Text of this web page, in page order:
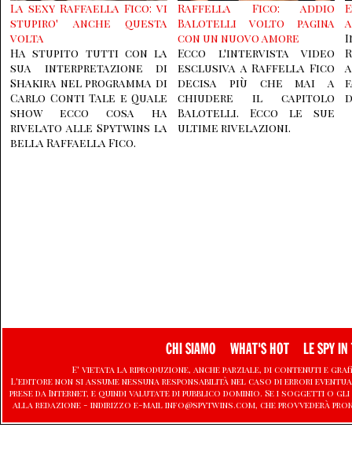
La sexy Raffaella Fico: vi
stupiro' anche questa
volta
Ha stupito tutti con la
sua interpretazione di
Shakira nel programma di
Carlo Conti Tale e Quale
show ecco cosa ha
rivelato alle Spytwins la
bella Raffaella Fico.
Raffella Fico: addio
Balotelli volto pagina
con un nuovo amore
Ecco l'intervista video
esclusiva a Raffella Fico
decisa più che mai a
chiudere il capitolo
Balotelli. Ecco le sue
ultime rivelazioni.
CHI SIAMO WHAT'S HOT LE SPY IN
E' vietata la riproduzione, anche parziale, di contenuti e
L'editore non si assume nessuna responsabilità nel caso di errori
prese da Internet, e quindi valutate di pubblico dominio. Se i soggetti
alla redazione - indirizzo e-mail info@spytwins.com, che provvederà